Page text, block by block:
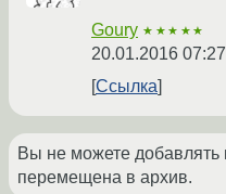
Goury ★★★★★
20.01.2016
Ссылка
Вы не можете добавлять
перемещена в архив.